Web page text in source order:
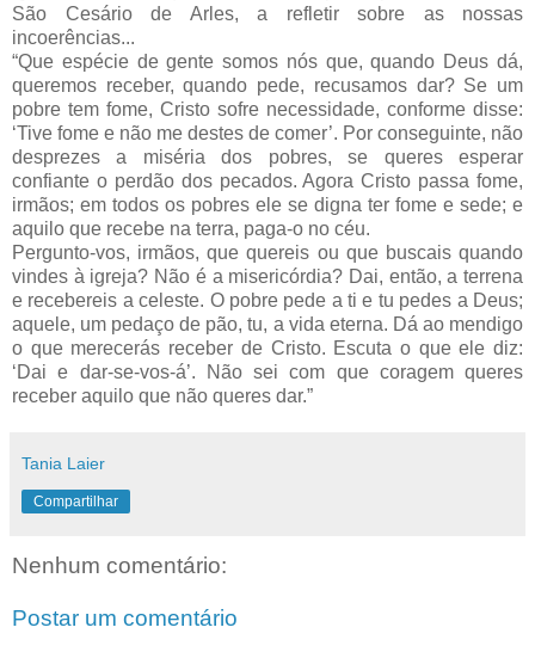
São Cesário de Arles, a refletir sobre as nossas
incoerências...
“Que espécie de gente somos nós que, quando Deus dá,
queremos receber, quando pede, recusamos dar? Se um
pobre tem fome, Cristo sofre necessidade, conforme disse:
‘Tive fome e não me destes de comer’. Por conseguinte, não
desprezes a miséria dos pobres, se queres esperar
confiante o perdão dos pecados. Agora Cristo passa fome,
irmãos; em todos os pobres ele se digna ter fome e sede; e
aquilo que recebe na terra, paga-o no céu.
Pergunto-vos, irmãos, que quereis ou que buscais quando
vindes à igreja? Não é a misericórdia? Dai, então, a terrena
e recebereis a celeste. O pobre pede a ti e tu pedes a Deus;
aquele, um pedaço de pão, tu, a vida eterna. Dá ao mendigo
o que merecerás receber de Cristo. Escuta o que ele diz:
‘Dai e dar-se-vos-á’. Não sei com que coragem queres
receber aquilo que não queres dar.”
Tania Laier
Compartilhar
Nenhum comentário:
Postar um comentário